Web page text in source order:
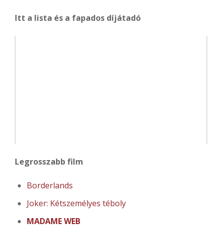
Itt a lista és a fapados díjátadó
Legrosszabb film
Borderlands
Joker: Kétszemélyes téboly
MADAME WEB